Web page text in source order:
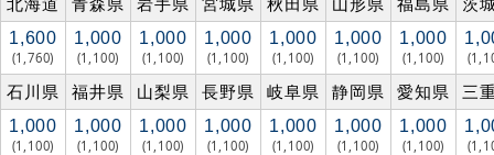
1,600
(1,760)
1,000
(1,100)
1,000
(1,100)
1,000
(1,100)
1,000
(1,100)
1,000
(1,100)
1,000
(1,100)
石川県 福井県 山梨県 長野県 岐阜県 静岡県 愛知県 三
1,000
(1,100)
1,000
(1,100)
1,000
(1,100)
1,000
(1,100)
1,000
(1,100)
1,000
(1,100)
1,000
(1,100)